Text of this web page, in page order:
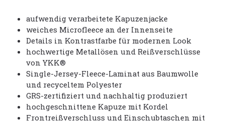
aufwendig verarbeitete Kapuzenjacke
weiches Microfleece an der Innenseite
Details in Kontrastfarbe für modernen Look
hochwertige Metallösen und Reißverschlüsse
von YKK®
Single-Jersey-Fleece-Laminat aus Baumwolle
und recyceltem Polyester
GRS-zertifiziert und nachhaltig produziert
hochgeschnittene Kapuze mit Kordel
Frontreißverschluss und Einschubtaschen mit